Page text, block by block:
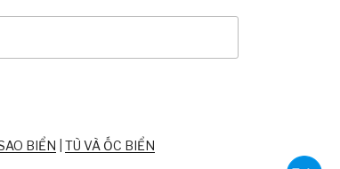
BIỂN TÙ VÀ ỐC BIỂN